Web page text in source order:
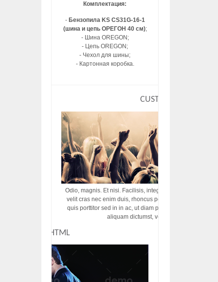
Комплектация:
- Бензопила KS CS31G-16-1
(шина и цепь ОРЕГОН 40 см);
- Шина OREGON;
- Цепь OREGON;
- Чехол для шины;
- Картонная коробка.
CUSTOM HTML
Odio, magnis. Et nisi. Facilisis, integer! Risus augue! Non
velit cras nec enim duis, rhoncus porttitor ac vut rhoncus
quis porttitor sed in in ac, ut diam porttitor odio nunc
aliquam dictumst, vel amet tincidunt
CUSTOM HTML